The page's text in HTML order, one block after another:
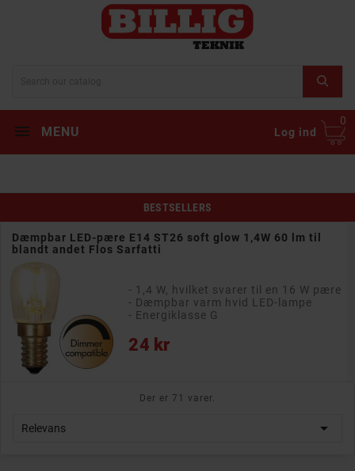
MENU Log ind
0
BESTSELLERS
Dæmpbar LED-pære E14 ST26 soft glow 1,4W 60 lm til
blandt andet Flos Sarfatti
- 1,4 W, hvilket svarer til en 16 W pære
- Dæmpbar varm hvid LED-lampe
- Energiklasse G
24 kr
Pris
Der er 71 varer.
Relevans 